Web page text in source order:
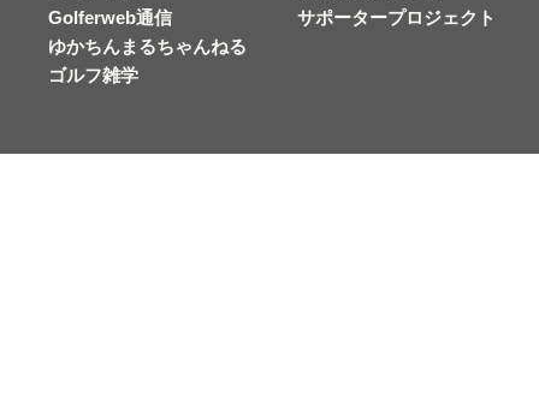
Golferweb通信
ゆかちんまるちゃんねる
ゴルフ雑学
サポータープロジェクト